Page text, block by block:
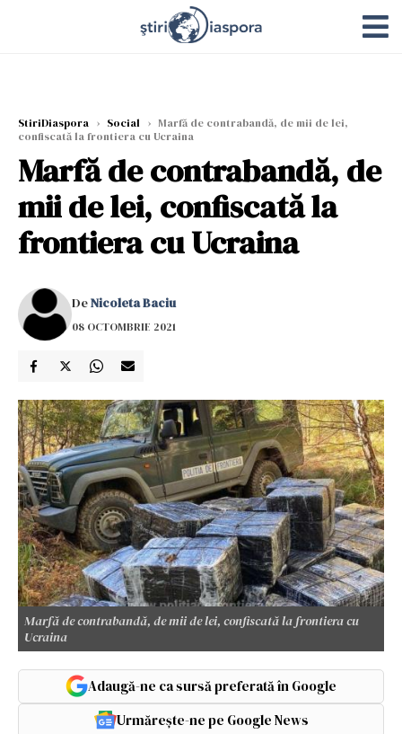
StiriDiaspora › Social › Marfă de contrabandă, de mii de lei,
confiscată la frontiera cu Ucraina
Marfă de contrabandă, de
mii de lei, confiscată la
frontiera cu Ucraina
DeNicoleta Baciu
08 OCTOMBRIE 2021
Marfă de contrabandă, de mii de lei, confiscată la frontiera cu
Ucraina
Adaugă-ne ca sursă preferată în Google
Urmărește-ne pe Google News